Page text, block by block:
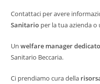
Contattaci per avere
Sanitario per la tua azienda
Unwelfare manager dedicato
Sanitario Beccaria.
Ci prendiamo cura della